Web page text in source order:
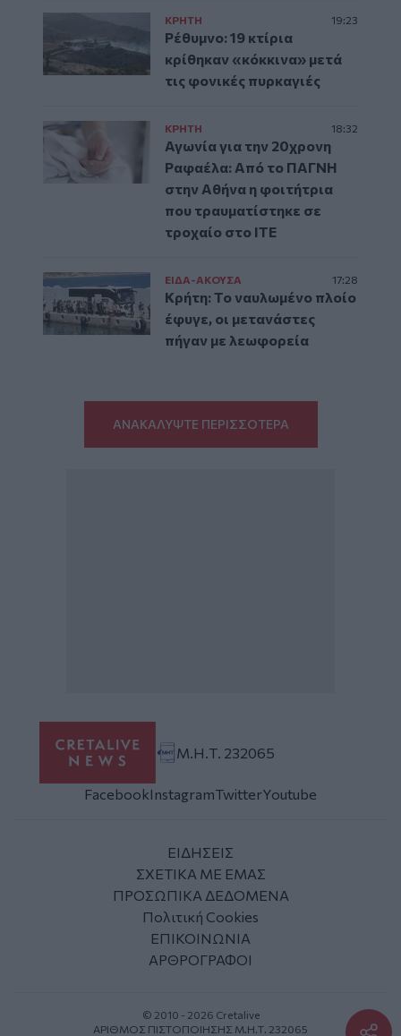
ΚΡΗΤΗ 19:23
Ρέθυμνο: 19 κτίρια
κρίθηκαν «κόκκινα» μετά
τις φονικές πυρκαγιές
ΚΡΗΤΗ 18:32
Αγωνία για την 20χρονη
Ραφαέλα: Από το ΠΑΓΝΗ
στην Αθήνα η φοιτήτρια
που τραυματίστηκε σε
τροχαίο στο ΙΤΕ
ΕΙΔΑ-ΑΚΟΥΣΑ 17:28
Κρήτη: Το ναυλωμένο πλοίο
έφυγε, οι μετανάστες
πήγαν με λεωφορεία
ΑΝΑΚΑΛΥΨΤΕ ΠΕΡΙΣΣΟΤΕΡΑ
Μ.Η.Τ. 232065
FacebookInstagramTwitterYoutube
ΕΙΔΗΣΕΙΣ
ΣΧΕΤΙΚΑ ΜΕ ΕΜΑΣ
ΠΡΟΣΩΠΙΚΑ ΔΕΔΟΜΕΝΑ
Πολιτική Cookies
ΕΠΙΚΟΙΝΩΝΙΑ
ΑΡΘΡΟΓΡΑΦΟΙ
© 2010 - 2026 Cretalive
ΑΡΙΘΜΟΣ ΠΙΣΤΟΠΟΙΗΣΗΣ Μ.Η.Τ. 232065